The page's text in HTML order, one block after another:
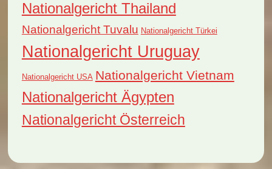
Nationalgericht Thailand
Nationalgericht Tuvalu Nationalgericht Türkei
Nationalgericht Uruguay
Nationalgericht USA Nationalgericht Vietnam
Nationalgericht Ägypten
Nationalgericht Österreich